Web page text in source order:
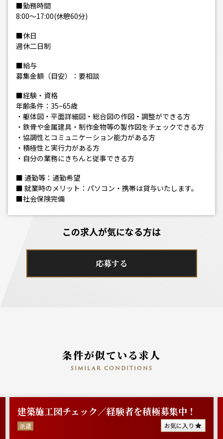
■勤務時間
8:00～17:00(休憩60分)
■休日
週休二日制
■給与
募集金額（目安）：要相談
■経験・資格
年齢条件：35~65歳
・躯体図・平面詳細図・総合図の作図・調整ができる方
・鉄骨や金属建具・制作金物等の製作図をチェックできる方
・協調性とコミュニケーション能力がある方
・積極性と実行力がある方
・自分の業務にきちんと従事できる方
■ 通勤等：通勤希望
■ 就業時のメリット：パソコン・携帯は貸与いたします。
■社会保険完備
この求人が気になる方は
応募する
条件が似ている求人
similar conditions
建築施工図チェック／経験者を積極募集中！
派遣 お気に入り